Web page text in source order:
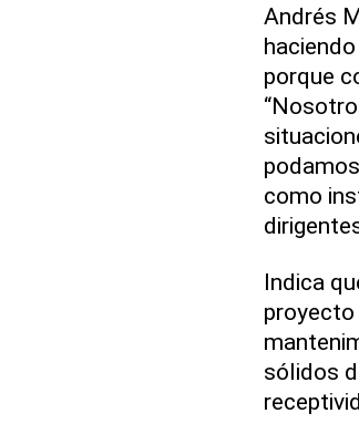
Andrés
porque
como
Indica
proyecto
sólidos